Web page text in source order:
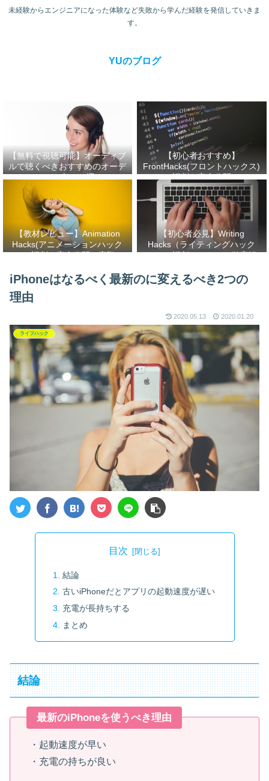
未経験からエンジニアになった体験など失敗から学んだ経験を発信していきま
す。
YUのブログ
【無料で視聴可能】オーディブ
ルで聴くべきおすすめのオーデ
ィオブック3選
【初心者おすすめ】
FrontHacks(フロントハックス)
の評判を完全公開！
【教材レビュー】Animation
Hacks(アニメーションハック
ス)の評判を完全公開！実際に
【初心者必見】Writing
Hacks（ライティングハック
ス）の評判・口コミを徹底解
iPhoneはなるべく最新のに変えるべき2つの
理由
2020.05.13 2020.01.20
ライフハック
目次
結論
古いiPhoneだとアプリの起動速度が遅い
充電が長持ちする
まとめ
結論
最新のiPhoneを使うべき理由
・起動速度が早い
・充電の持ちが良い